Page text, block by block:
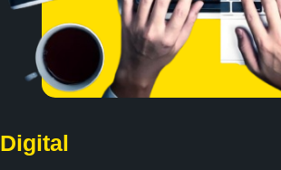
Digital